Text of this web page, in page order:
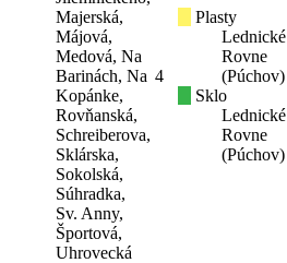
Majerská,
Májová,
Medová, Na
Barinách, Na
Kopánke,
Rovňanská,
Schreiberova,
Sklárska,
Sokolská,
Súhradka,
Sv. Anny,
Športová,
Uhrovecká
4
Plasty
Lednické
Rovne
(Púchov)
Sklo
Lednické
Rovne
(Púchov)